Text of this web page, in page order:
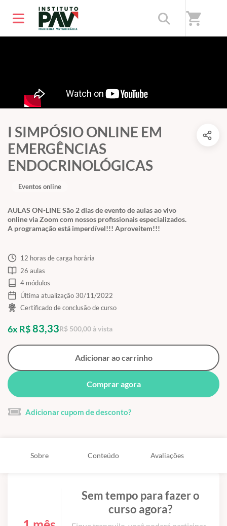
shopping_cart
I SIMPÓSIO ONLINE EM
EMERGÊNCIAS
ENDOCRINOLÓGICAS
AULAS ON-LINE São 2 dias de evento de aulas ao vivo
online via Zoom com nossos profissionais especializados.
A programação está imperdível!!! Aproveitem!!!
Eventos online
12 horas de carga horária
26 aulas
4 módulos
Última atualização 30/11/2022
Certificado de conclusão de curso
6x R$83,33R$ 500,00 à vista
Adicionar ao carrinho
Comprar agora
Adicionar cupom de desconto?
Sobre Conteúdo Avaliações
Sem tempo para fazer o
curso agora?